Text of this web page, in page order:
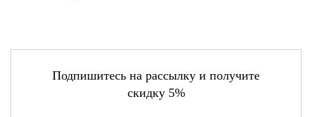
Подпишитесь на рассылку и получите
скидку 5%